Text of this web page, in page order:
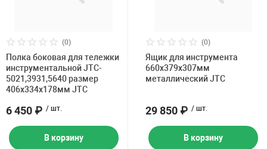
(0)
Полка боковая для тележки
инструментальной JTC-
5021,3931,5640 размер
406х334х178мм JTC
6 450 ₽ / шт.
В корзину
(0)
Ящик для инструмента
660х379х307мм
металлический JTC
29 850 ₽ / шт.
В корзину